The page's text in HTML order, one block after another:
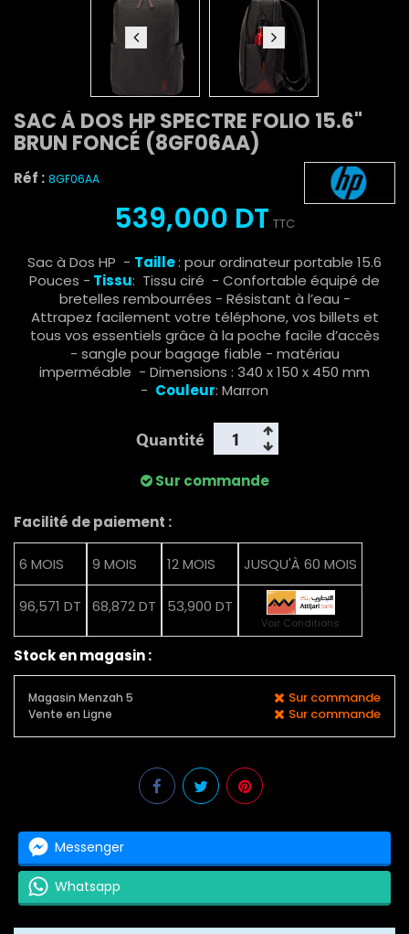
SAC À DOS HP SPECTRE FOLIO 15.6"
BRUN FONCÉ (8GF06AA)
Réf : 8GF06AA
539,000 DT TTC
Sac à Dos HP - Taille: pour ordinateur portable 15.6
Pouces - Tissu: Tissu ciré - Confortable équipé de
bretelles rembourrées - Résistant à l’eau -
Attrapez facilement votre téléphone, vos billets et
tous vos essentiels grâce à la poche facile d’accès
- sangle pour bagage fiable - matériau
imperméable - Dimensions : 340 x 150 x 450 mm
- Couleur: Marron
Quantité
Sur commande
Facilité de paiement :
6 MOIS
96,571 DT
9 MOIS
68,872 DT
12 MOIS
53,900 DT
JUSQU'À 60 MOIS
Voir Conditions
Stock en magasin :
Magasin Menzah 5 Sur commande
Vente en Ligne Sur commande
Messenger
Whatsapp